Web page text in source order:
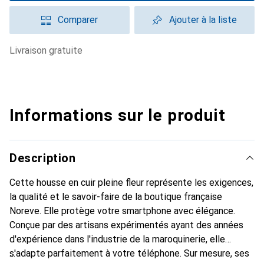
Comparer Ajouter à la liste
livraison gratuite
Informations sur le produit
Description
Cette housse en cuir pleine fleur représente les exigences,
la qualité et le savoir-faire de la boutique française
Noreve. Elle protège votre smartphone avec élégance.
Conçue par des artisans expérimentés ayant des années
d'expérience dans l'industrie de la maroquinerie, elle
s'adapte parfaitement à votre téléphone. Sur mesure, ses